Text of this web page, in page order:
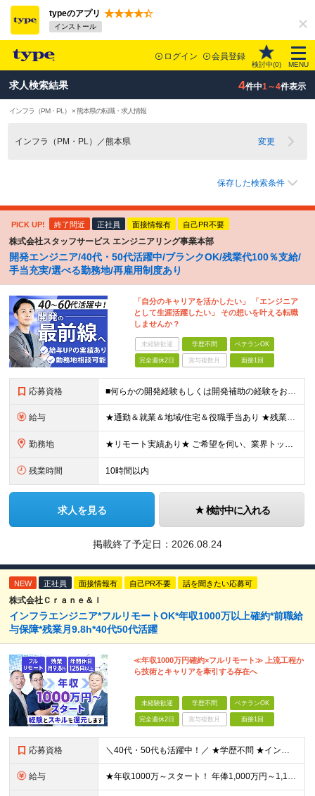
typeのアプリ
インストール
ログイン 会員登録
検討中(0) MENU
求人検索結果 4件中1～4件表示
インフラ（PM・PL） × 熊本県の転職・求人情報
インフラ（PM・PL）／熊本県 変更
保存した検索条件
PICK UP! 終了間近 正社員 面接情報有 自己PR不要
株式会社スタッフサービス エンジニアリング事業本部
開発エンジニア/40代・50代活躍中/ブランクOK/残業代100％支給/
手当充実/選べる勤務地/再雇用制度あり
「自分のキャリアを活かしたい」 「エンジニア
として生涯活躍したい」 その想いを叶える転職
しませんか？
未経験歓迎 学歴不問 ベテランOK
完全週休2日 賞与複数月 面接1回
応募資格 ■何らかの開発経験もしくは開発補助の経験をお持ちの方 ■学歴不問 ★ブランクのある方、地方在住の方も大歓迎です！
給与 ★通勤＆就業＆地域/住宅＆役職手当あり ★残業代は全額支給 ★選べる給与制度あり！ ★東京・神奈川・千葉・埼玉勤務の場合 月給23.5万円～55万円＋諸手当 （残業代は全額支給） (20,000円の
勤務地 ★リモート実績あり★ ご希望を伺い、業界トップクラス約7,000件の取引事業所数、90,000件以上のプロジェクトから検討をいたします。 全国の取引先での就業となります（沖縄を除く） ※勤務地
残業時間 10時間以内
求人を見る 検討中に入れる
掲載終了予定日： 2026.08.24
NEW 正社員 面接情報有 自己PR不要 話を聞きたい応募可
株式会社Ｃｒａｎｅ＆Ｉ
インフラエンジニア*フルリモートOK*年収1000万以上確約*前職給
与保障*残業月9.8h*40代50代活躍
≪年収1000万円確約×フルリモート≫ 上流工程か
ら技術とキャリアを牽引する存在へ
未経験歓迎 学歴不問 ベテランOK
完全週休2日 賞与複数月 面接1回
応募資格 ＼40代・50代も活躍中！／ ★学歴不問 ★インフラエンジニアの経験を5年以上お持ちの方 ≪こんな方にピッタリです！≫ ◎自身の市場価値を正当に評価してほしい ◎今より年収をアップさせたい ◎多彩な
給与 ★年収1000万～スタート！ 年俸1,000万円～1,162万8,000円（12分割） ※経験・スキルを考慮の上決定します ※上記金額には固定残業代（月30h分・158,400円～184,000円